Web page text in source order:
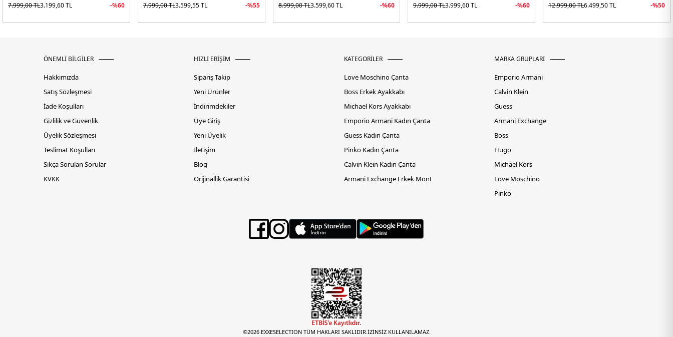
7.999,00TL3.199,60TL -%60
7.999,00TL3.599,55TL -%55
8.999,00TL3.599,60TL -%60
9.999,00TL3.999,60TL -%60
12.999,00TL6.499,50TL -%50
ÖNEMLİ BİLGİLER
Hakkımızda
Satış Sözleşmesi
İade Koşulları
Gizlilik ve Güvenlik
Üyelik Sözleşmesi
Teslimat Koşulları
Sıkça Sorulan Sorular
KVKK
HIZLI ERİŞİM
Sipariş Takip
Yeni Ürünler
İndirimdekiler
Üye Giriş
Yeni Üyelik
İletişim
Blog
Orijinallik Garantisi
KATEGORİLER
Love Moschino Çanta
Boss Erkek Ayakkabı
Michael Kors Ayakkabı
Emporio Armani Kadın Çanta
Guess Kadın Çanta
Pinko Kadın Çanta
Calvin Klein Kadın Çanta
Armani Exchange Erkek Mont
MARKA GRUPLARI
Emporio Armani
Calvin Klein
Guess
Armani Exchange
Boss
Hugo
Michael Kors
Love Moschino
Pinko
©2026 EXXESELECTION TÜM HAKLARI SAKLIDIR.İZİNSİZ KULLANILAMAZ.